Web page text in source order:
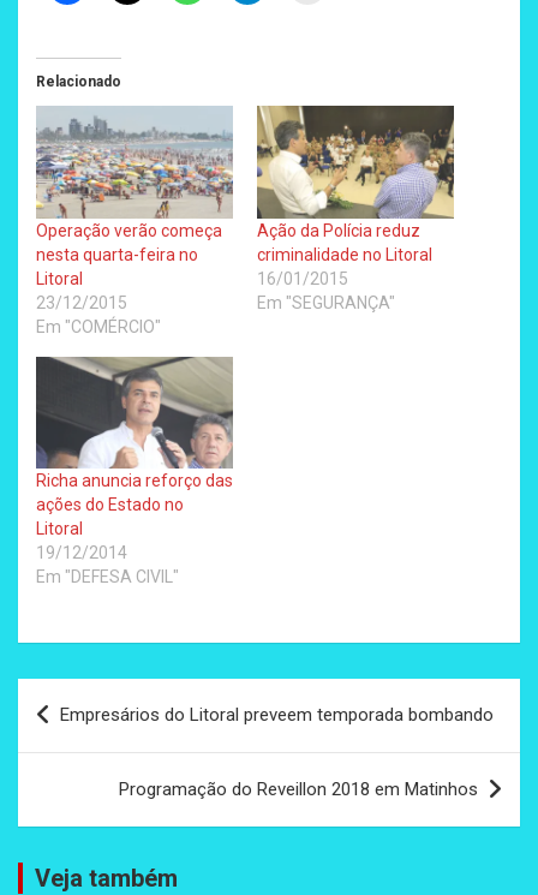
Relacionado
Operação verão começa
nesta quarta-feira no
Litoral
23/12/2015
Em "COMÉRCIO"
Ação da Polícia reduz
criminalidade no Litoral
16/01/2015
Em "SEGURANÇA"
Richa anuncia reforço das
ações do Estado no
Litoral
19/12/2014
Em "DEFESA CIVIL"
Navegação
de
Empresários do Litoral preveem temporada bombando
Programação do Reveillon 2018 em Matinhos
Veja também